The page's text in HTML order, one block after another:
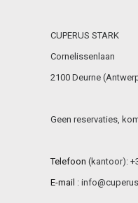
CUPERUS STARK
Cornelissenlaan
2100 Deurne
Geen reservaties,
Telefoon (kantoor):
E-mail :